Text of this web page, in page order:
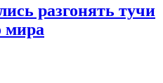
разгонять тучи
мира